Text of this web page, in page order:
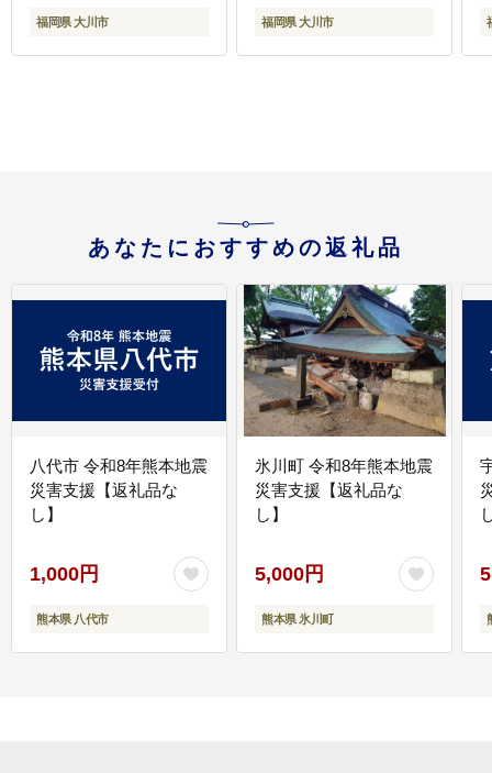
福岡県 大川市 福岡県 大川市
あなたにおすすめの返礼品
八代市 令和8年熊本地震
災害支援【返礼品な
し】
1,000円
熊本県 八代市
氷川町 令和8年熊本地震
災害支援【返礼品な
し】
5,000円
熊本県 氷川町